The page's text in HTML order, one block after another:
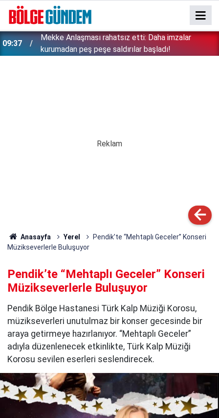
09:37
Mekke Anlaşması rahatsız etti: Daha imzalar
kurumadan peş peşe saldırılar başladı!
Anasayfa Yerel
Pendik’te “Mehtaplı Geceler” Konseri
Müzikseverlerle Buluşuyor
Pendik’te “Mehtaplı Geceler” Konseri
Müzikseverlerle Buluşuyor
Pendik Bölge Hastanesi Türk Kalp Müziği Korosu,
müzikseverleri unutulmaz bir konser gecesinde bir
araya getirmeye hazırlanıyor. “Mehtaplı Geceler”
adıyla düzenlenecek etkinlikte, Türk Kalp Müziği
Korosu sevilen eserleri seslendirecek.